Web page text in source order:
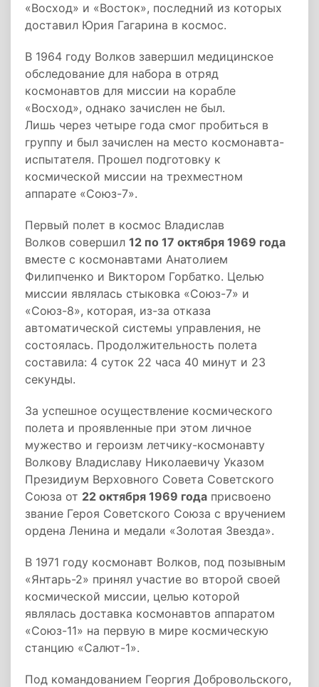
«Восход» и «Восток», последний из которых
доставил Юрия Гагарина в космос.
В 1964 году Волков завершил медицинское
обследование для набора в отряд
космонавтов для миссии на корабле
«Восход», однако зачислен не был.
Лишь через четыре года смог пробиться в
группу и был зачислен на место космонавта-
испытателя. Прошел подготовку к
космической миссии на трехместном
аппарате «Союз-7».
Первый полет в космос Владислав
Волков совершил 12 по 17 октября 1969 года
вместе с космонавтами Анатолием
Филипченко и Виктором Горбатко. Целью
миссии являлась стыковка «Союз-7» и
«Союз-8», которая, из-за отказа
автоматической системы управления, не
состоялась. Продолжительность полета
составила: 4 суток 22 часа 40 минут и 23
секунды.
За успешное осуществление космического
полета и проявленные при этом личное
мужество и героизм летчику-­космонавту
Волкову Владиславу Николаевичу Указом
Президиум Верховного Совета Советского
Союза от 22 октября 1969 года присвоено
звание Героя Советского Союза с вручением
ордена Ленина и медали «Золотая Звезда».
В 1971 году космонавт Волков, под позывным
«Янтарь-2» принял участие во второй своей
космической миссии, целью которой
являлась доставка космонавтов аппаратом
«Союз-11» на первую в мире космическую
станцию «Салют-1».
Под командованием Георгия Добровольского,